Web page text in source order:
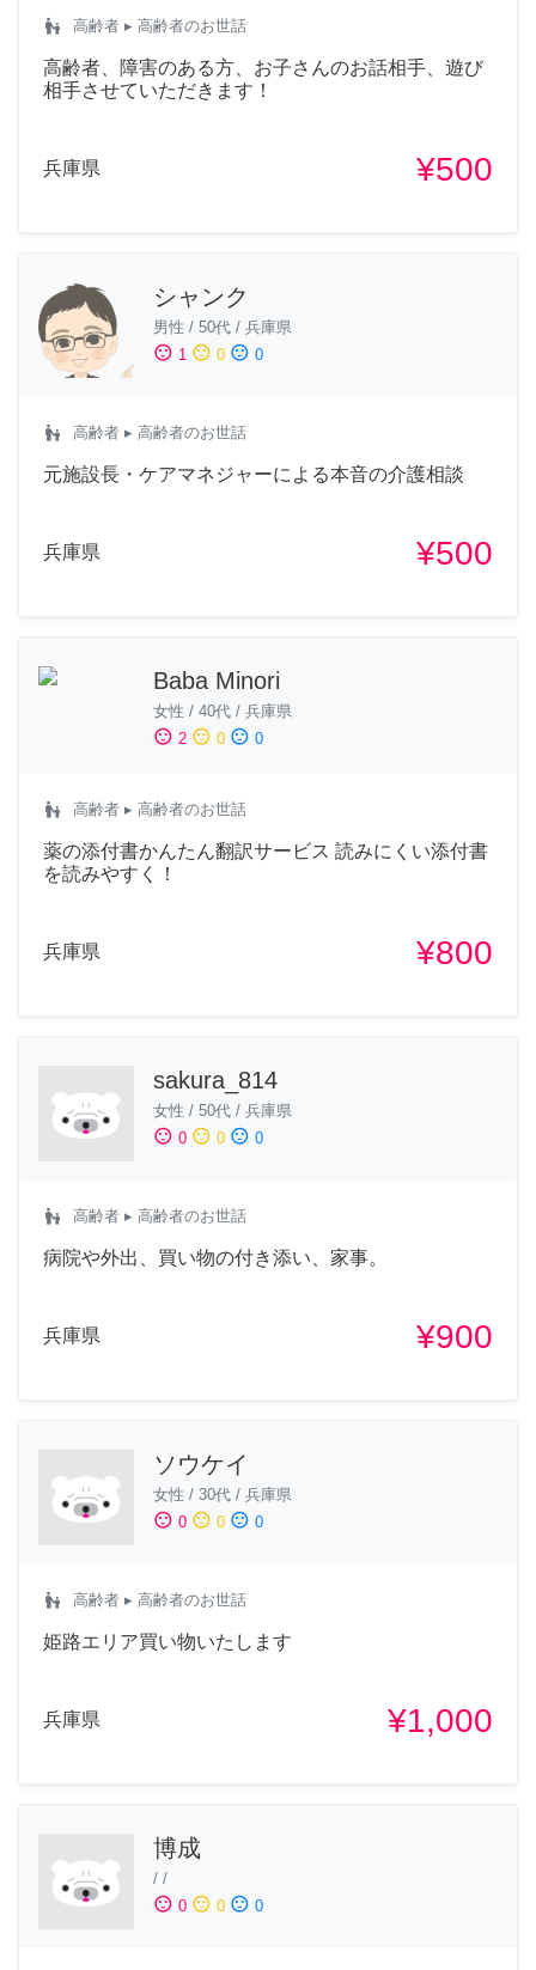
escalator_warning 高齢者 ▸ 高齢者のお世話
高齢者、障害のある方、お子さんのお話相手、遊び
相手させていただきます！
兵庫県 ¥500
シャンク
男性 / 50代 / 兵庫県
sentiment_satisfied 1 sentiment_neutral 0 sentiment_dissatisfied 0
escalator_warning 高齢者 ▸ 高齢者のお世話
元施設長・ケアマネジャーによる本音の介護相談
兵庫県 ¥500
Baba Minori
女性 / 40代 / 兵庫県
sentiment_satisfied 2 sentiment_neutral 0 sentiment_dissatisfied 0
escalator_warning 高齢者 ▸ 高齢者のお世話
薬の添付書かんたん翻訳サービス 読みにくい添付書
を読みやすく！
兵庫県 ¥800
sakura_814
女性 / 50代 / 兵庫県
sentiment_satisfied 0 sentiment_neutral 0 sentiment_dissatisfied 0
escalator_warning 高齢者 ▸ 高齢者のお世話
病院や外出、買い物の付き添い、家事。
兵庫県 ¥900
ソウケイ
女性 / 30代 / 兵庫県
sentiment_satisfied 0 sentiment_neutral 0 sentiment_dissatisfied 0
escalator_warning 高齢者 ▸ 高齢者のお世話
姫路エリア買い物いたします
兵庫県 ¥1,000
博成
/ /
sentiment_satisfied 0 sentiment_neutral 0 sentiment_dissatisfied 0